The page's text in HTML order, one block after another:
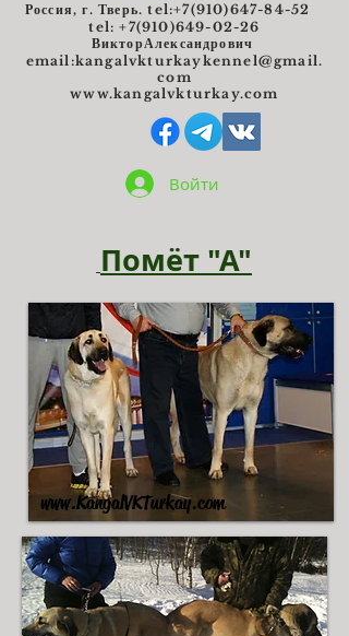
Россия, г. Тверь. tel:+7(910)647-84-52
tel: +7(910)649-02-26
ВикторАлександрович
email:kangalvkturkaykennel@gmail.
com
www.kangalvkturkay.com
Войти
Помёт "А"
www.KangalVKTurkay.com